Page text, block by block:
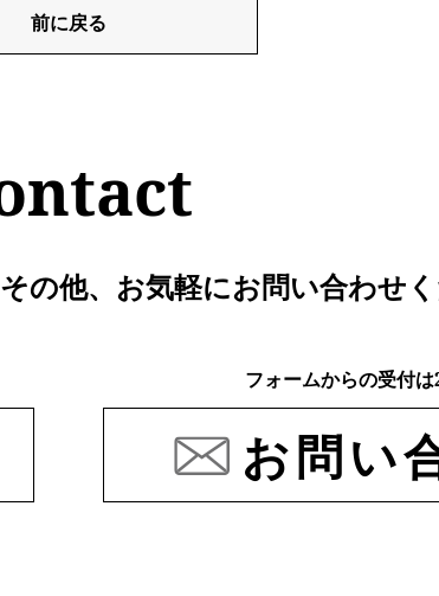
前に戻る
の他、 お気軽にお問い合わせく
フォームからの受付
お問い